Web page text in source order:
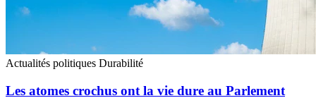
Actualités politiques Durabilité
Les atomes crochus ont la vie dure au Parlement